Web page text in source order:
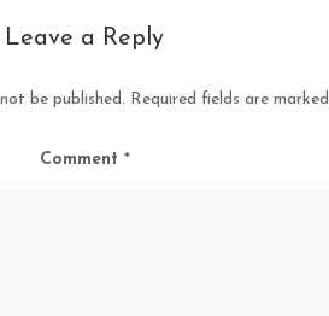
Leave a Reply
be published. Required fields are marked
Comment *